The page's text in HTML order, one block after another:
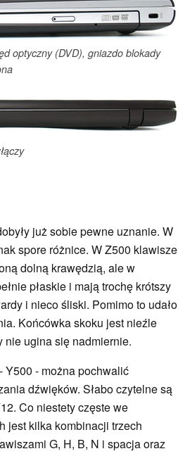
optyczny (DVD), gniazdo blokady
już sobie pewne uznanie. W
spore różnice. W Z500 klawisze
dolną krawędzią, ale w
płaskie i mają trochę krótszy
i nieco śliski. Pomimo to udało
Końcówka skoku jest nieźle
ugina się nadmiernie.
Y500 - można pochwalić
dźwięków. Słabo czytelne są
Co niestety częste we
jest kilka kombinacji trzech
G, H, B, N i spacja oraz